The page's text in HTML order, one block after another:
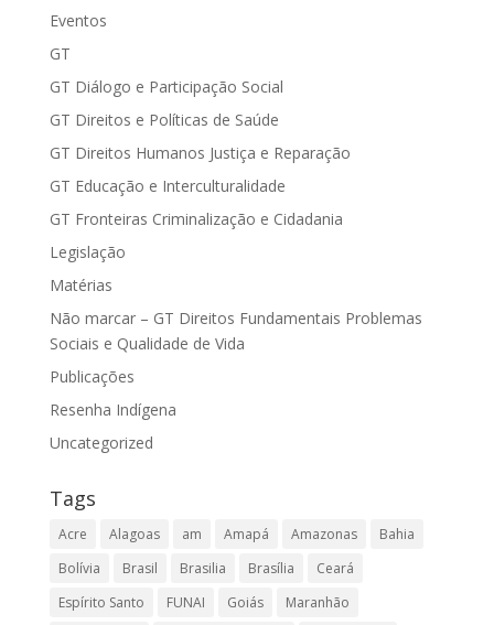
Eventos
GT
GT Diálogo e Participação Social
GT Direitos e Políticas de Saúde
GT Direitos Humanos Justiça e Reparação
GT Educação e Interculturalidade
GT Fronteiras Criminalização e Cidadania
Legislação
Matérias
Não marcar – GT Direitos Fundamentais Problemas
Sociais e Qualidade de Vida
Publicações
Resenha Indígena
Uncategorized
Tags
Acre Alagoas am Amapá Amazonas
Bahia
Bolívia
Brasil Brasilia Brasília
Ceará
Espírito Santo
FUNAI Goiás
Maranhão